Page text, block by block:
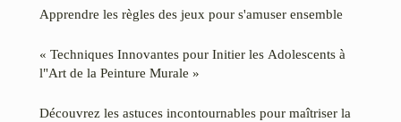
Apprendre les règles des jeux pour s'amuser ensemble
« Techniques Innovantes pour Initier les Adolescents à
l"Art de la Peinture Murale »
Découvrez les astuces incontournables pour maîtriser la